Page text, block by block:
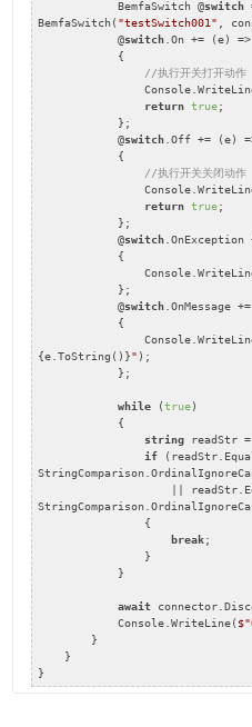
            BemfaSwitch @
switch
BemfaSwitch( "testSwitch001" ,
            @
switch.On += (e) =>
//执行开关打开动作
return true;
            @
switch.Off += (e)
//执行开关关闭动作
return true;
            @
switch.OnException
            @
switch.OnMessage
{e.ToString()}" );
while (true)
string readStr =
if
||
break;
await
            Console.WriteLine(
}